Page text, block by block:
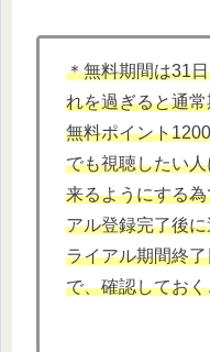
＊無料期間は31
れを過ぎると通
無料ポイント
でも視聴したい
来るようにする
アル登録完了後
ライアル期間終
で、確認してお